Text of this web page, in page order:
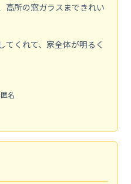
高所の窓ガラスまできれい
てくれて、家全体が明るく
名